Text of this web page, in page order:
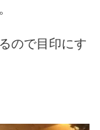
ので目印にす